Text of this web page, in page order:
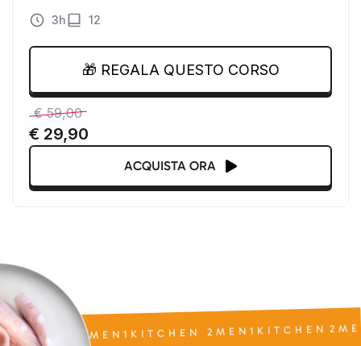
3h 12
🎁 REGALA QUESTO CORSO
€59,00
€ 29,90
ACQUISTA ORA
2MEN1KITCHEN 2MEN1KITCHEN